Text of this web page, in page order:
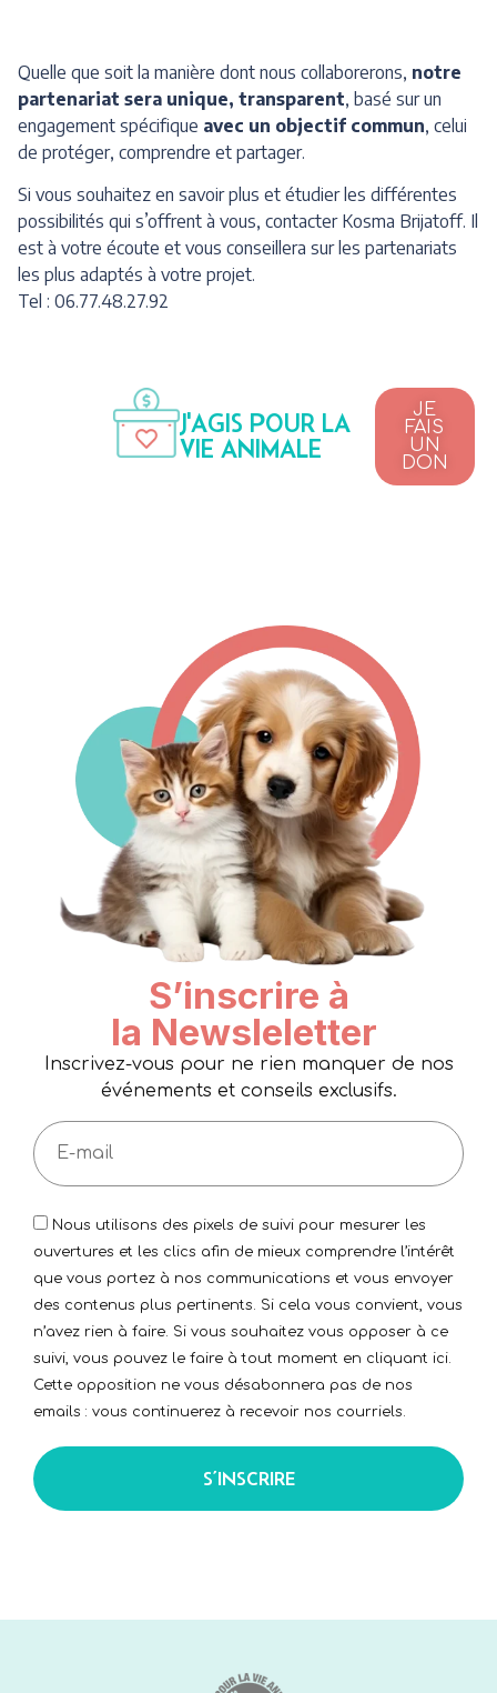
Quelle que soit la manière dont nous collaborerons, notre
partenariat sera unique, transparent, basé sur un
engagement spécifique avec un objectif commun, celui
de protéger, comprendre et partager.
Si vous souhaitez en savoir plus et étudier les différentes
possibilités qui s’offrent à vous, contacter Kosma Brijatoff. Il
est à votre écoute et vous conseillera sur les partenariats
les plus adaptés à votre projet.
Tel : 06.77.48.27.92
J'AGIS POUR LA
VIE ANIMALE
JE
FAIS
UN
DON
S’inscrire à
la Newsleletter
Inscrivez-vous pour ne rien manquer de nos
événements et conseils exclusifs.
Nous utilisons des pixels de suivi pour mesurer les
ouvertures et les clics afin de mieux comprendre l’intérêt
que vous portez à nos communications et vous envoyer
des contenus plus pertinents. Si cela vous convient, vous
n’avez rien à faire. Si vous souhaitez vous opposer à ce
suivi, vous pouvez le faire à tout moment en cliquant ici.
Cette opposition ne vous désabonnera pas de nos
emails : vous continuerez à recevoir nos courriels.
S’INSCRIRE